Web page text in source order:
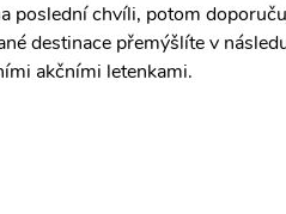
poslední chvíli, potom
destinace přemýšlíte v
akčními letenkami.